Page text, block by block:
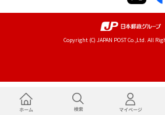
Copyright (C) JAPAN POST Co.,Ltd. All